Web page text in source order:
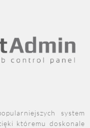
system
któremu doskonale